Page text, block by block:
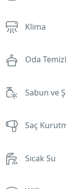
Klima
Oda
Sabun ve
Saç
Sıcak Su